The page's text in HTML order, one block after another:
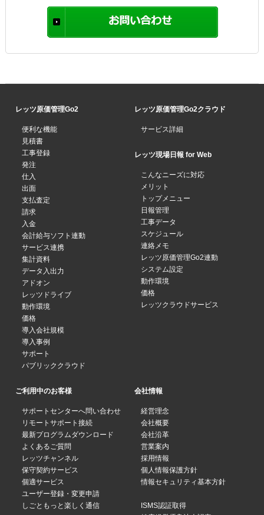
レッツ原価管理Go2
便利な機能
見積書
工事登録
発注
仕入
出面
支払査定
請求
入金
会計給与ソフト連動
サービス連携
集計資料
データ入出力
アドオン
レッツドライブ
動作環境
価格
導入会社規模
導入事例
サポート
パブリッククラウド
レッツ原価管理Go2クラウド
サービス詳細
レッツ現場日報 for Web
こんなニーズに対応
メリット
トップメニュー
日報管理
工事データ
スケジュール
連絡メモ
レッツ原価管理Go2連動
システム設定
動作環境
価格
レッツクラウドサービス
ご利用中のお客様
サポートセンターへ問い合わせ
リモートサポート接続
最新プログラムダウンロード
よくあるご質問
レッツチャンネル
保守契約サービス
個適サービス
ユーザー登録・変更申請
しごともっと楽しく通信
会社情報
経営理念
会社概要
会社沿革
営業案内
採用情報
個人情報保護方針
情報セキュリティ基本方針
ISMS認証取得